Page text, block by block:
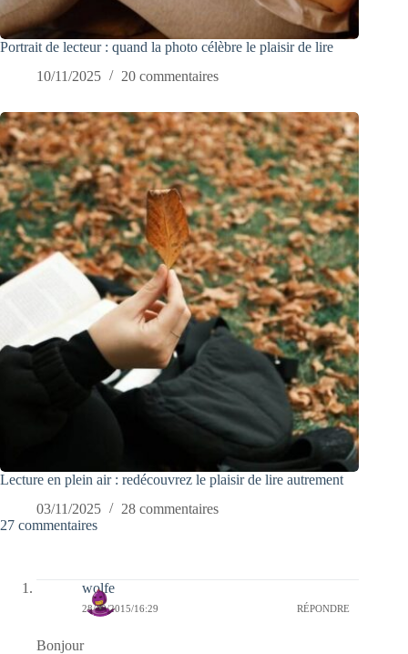
Portrait de lecteur : quand la photo célèbre le plaisir de lire
10/11/2025
20 commentaires
Lecture en plein air : redécouvrez le plaisir de lire autrement
03/11/2025
28 commentaires
27 commentaires
wolfe
28/10/2015/16:29 RÉPONDRE
Bonjour